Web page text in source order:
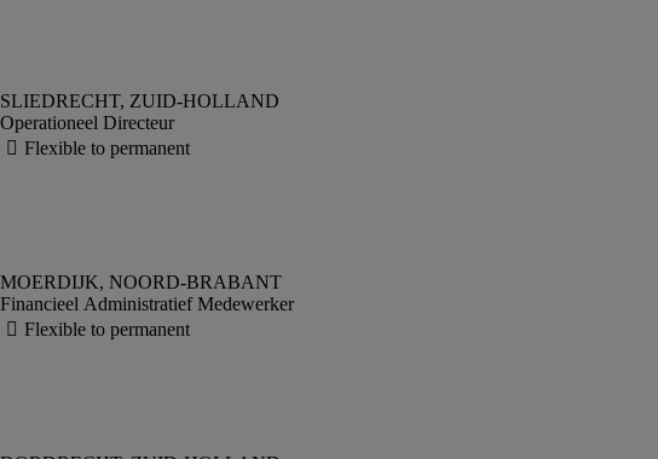
Operationeel Directeur
Financieel Administratief Medewerker